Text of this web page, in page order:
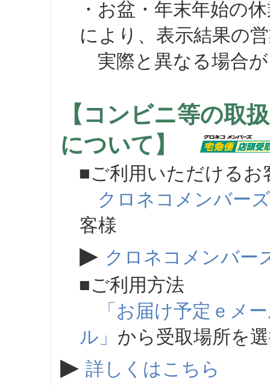
・お盆・年末年始の
により、表示結果の
実際と異なる場合が
【コンビニ等の取
について】
■ご利用いただけるお
クロネコメンバーズ
客様
▶ クロネコメンバー
■ご利用方法
「お届け予定ｅメ
ル」 から受取場所を
▶ 詳しくはこちら